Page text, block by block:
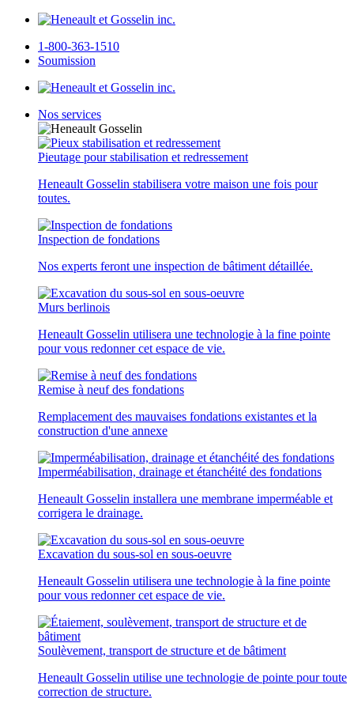
1-800-363-1510
Soumission
Nos services
Pieutage pour stabilisation et redressement
Heneault Gosselin stabilisera votre maison une fois pour
toutes.
Inspection de fondations
Nos experts feront une inspection de bâtiment détaillée.
Murs berlinois
Heneault Gosselin utilisera une technologie à la fine pointe
pour vous redonner cet espace de vie.
Remise à neuf des fondations
Remplacement des mauvaises fondations existantes et la
construction d'une annexe
Imperméabilisation, drainage et étanchéité des fondations
Heneault Gosselin installera une membrane imperméable et
corrigera le drainage.
Excavation du sous-sol en sous-oeuvre
Heneault Gosselin utilisera une technologie à la fine pointe
pour vous redonner cet espace de vie.
Soulèvement, transport de structure et de bâtiment
Heneault Gosselin utilise une technologie de pointe pour toute
correction de structure.